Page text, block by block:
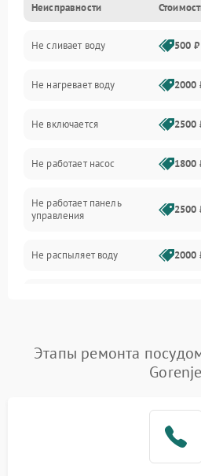
Управление
Электропитание
Датчики
Нагрев
Вода
Гигиена
Программное обеспечение
Неисправности
Не сливает воду 500 ₽
Не нагревает воду 2000
Не включается 2500
Не работает насос 1800
Не работает панель
управления
2500
Не распыляет воду 2000
Проблемы с набором
воды
1800
1700 ₽
Этапы ремонта
Gorenje